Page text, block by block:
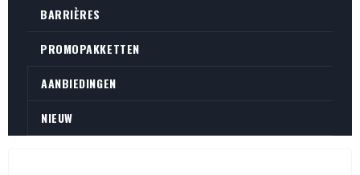
BARRIÈRES
PROMOPAKKETTEN
AANBIEDINGEN
NIEUW